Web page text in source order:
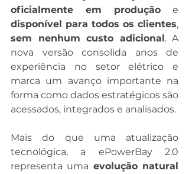
oficialmente em produção
disponível para todos os clientes
sem nenhum custo adicional . A
nova versão consolida anos de
experiência no setor elétrico e
marca um avanço importante na
forma como dados estratégicos são
acessados, integrados e analisados.
Mais do que uma atualização
tecnológica, a ePowerBay 2.0
representa uma evolução natural